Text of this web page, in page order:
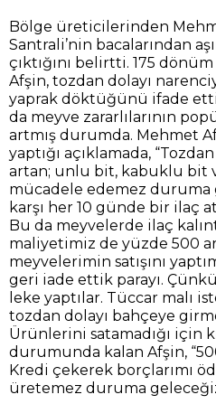
Bölge üreticilerinden
Santrali’nin bacalarından
çıktığını belirtti. 175
Afşin, tozdan dolayı
yaprak döktüğünü ifade
da meyve zararlılarının
artmış durumda. Mehmet
yaptığı açıklamada,
artan; unlu bit, kabuklu bit
mücadele edemez duruma
karşı her 10 günde bir ilaç
Bu da meyvelerde ilaç
maliyetimiz de yüzde 500
meyvelerimin satışını
geri iade ettik parayı.
leke yaptılar. Tüccar malı
tozdan dolayı bahçeye
Ürünlerini satamadığı için
durumunda kalan Afşin,
Kredi çekerek borçlarımı
üretemez duruma